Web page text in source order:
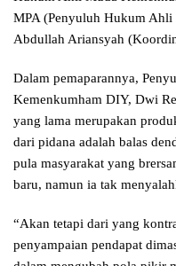
MPA (Penyuluh Hukum
Abdullah Ariansyah
Dalam pemaparannya,
Kemenkumham DIY, Dwi
yang lama merupakan
dari pidana adalah balas
pula masyarakat yang
baru, namun ia tak
“Akan tetapi dari yang
penyampaian pendapat